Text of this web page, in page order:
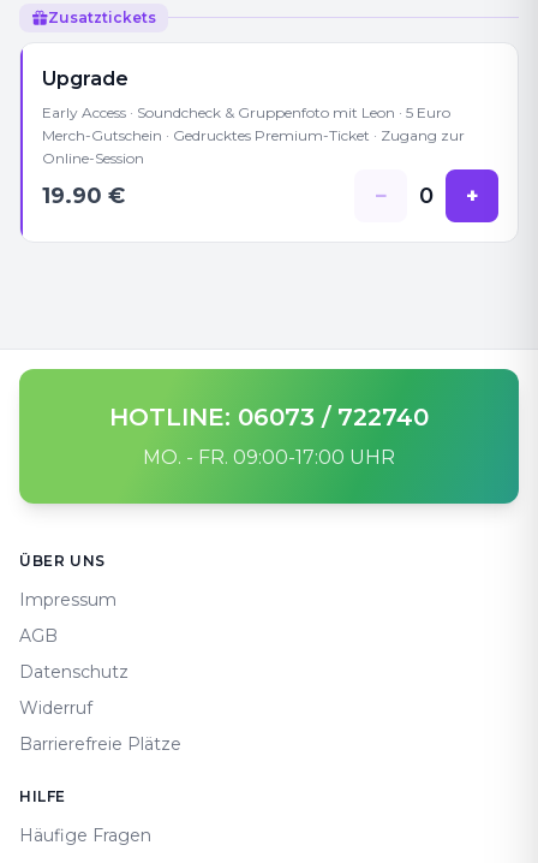
Zusatztickets
Upgrade
Early Access · Soundcheck & Gruppenfoto mit Leon · 5 Euro
Merch-Gutschein · Gedrucktes Premium-Ticket · Zugang zur
Online-Session
19.90 € − 0 +
HOTLINE: 06073 / 722740
MO. - FR. 09:00-17:00 UHR
ÜBER UNS
Impressum
AGB
Datenschutz
Widerruf
Barrierefreie Plätze
HILFE
Häufige Fragen